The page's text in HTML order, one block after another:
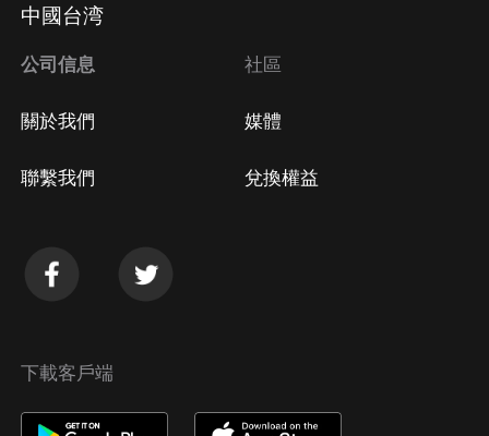
中國台湾
公司信息
關於我們
聯繫我們
社區
媒體
兌換權益
下載客戶端